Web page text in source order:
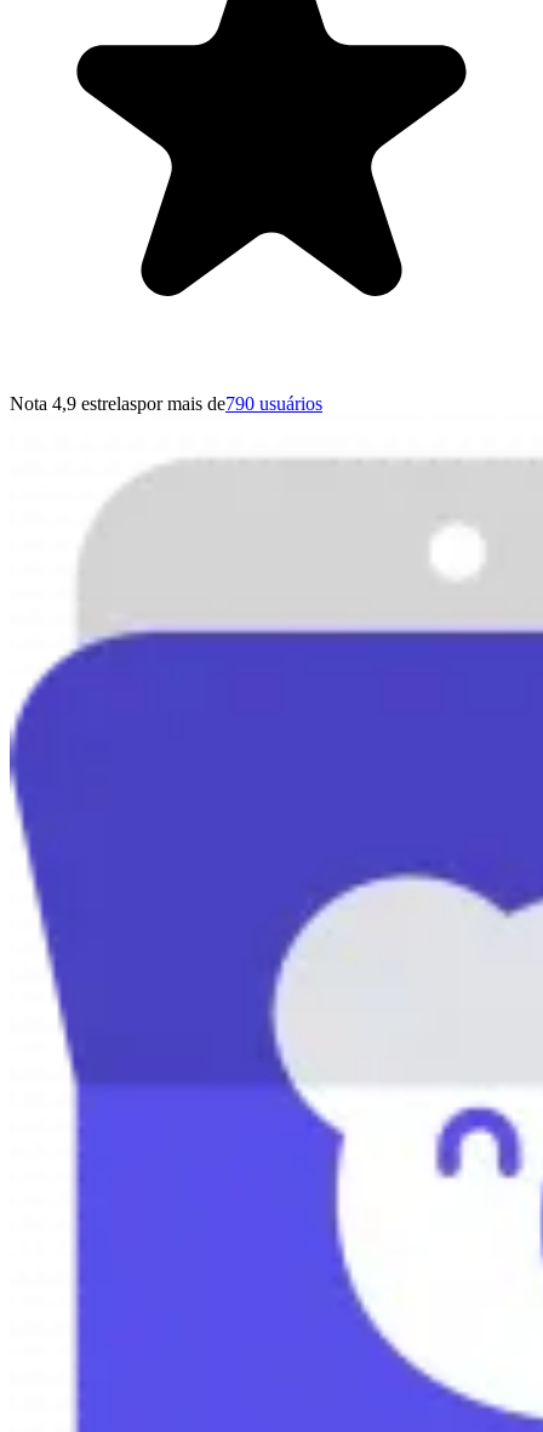
Nota 4,9 estrelaspor mais de790 usuários